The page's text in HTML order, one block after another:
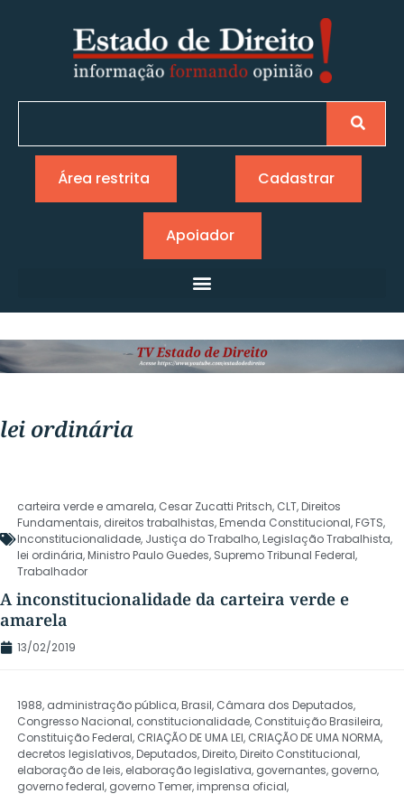
Área restrita Cadastrar
Apoiador
lei ordinária
carteira verde e amarela, Cesar Zucatti Pritsch, CLT,Direitos
Fundamentais, direitos trabalhistas,Emenda Constitucional,FGTS,
Inconstitucionalidade, Justiça do Trabalho,Legislação Trabalhista,
lei ordinária,Ministro Paulo Guedes, Supremo Tribunal Federal,
Trabalhador
A inconstitucionalidade da carteira verde e
amarela
13/02/2019
1988, administração pública,Brasil, Câmara dos Deputados,
Congresso Nacional, constitucionalidade, Constituição Brasileira,
Constituição Federal, CRIAÇÃO DE UMA LEI, CRIAÇÃO DE UMA NORMA,
decretos legislativos,Deputados,Direito,Direito Constitucional,
elaboração de leis, elaboração legislativa, governantes, governo,
governo federal, governo Temer,imprensa oficial,